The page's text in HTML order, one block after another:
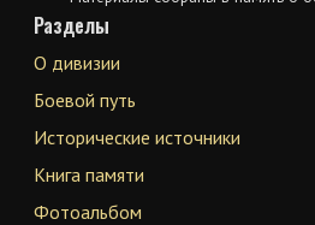
Разделы
О дивизии
Боевой путь
Исторические источники
Книга памяти
Фотоальбом